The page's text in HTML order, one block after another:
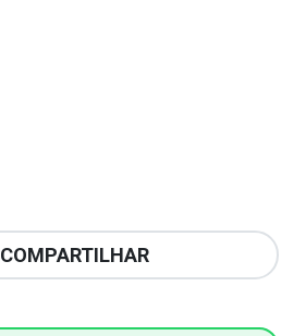
COMPARTILHAR